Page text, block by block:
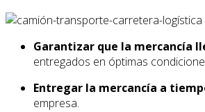
Garantizar que la mercancía
entregados en óptimas
Entregar la mercancía a
empresa.